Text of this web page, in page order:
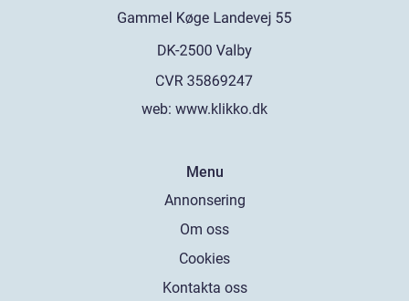
web: www.klikko.dk
Menu
Annonsering
Om oss
Cookies
Kontakta oss